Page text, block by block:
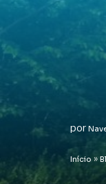
por
Início »